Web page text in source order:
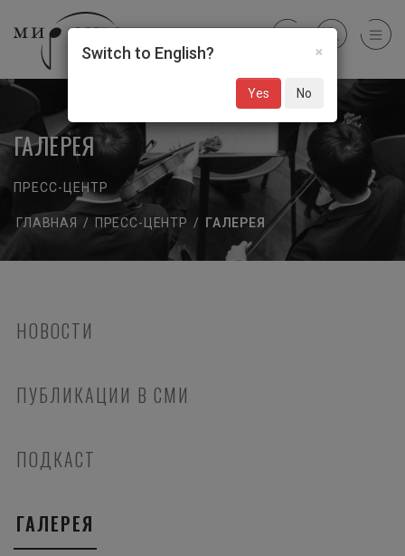
ГАЛЕРЕЯ
ПРЕСС-ЦЕНТР
ГЛАВНАЯ / ПРЕСС-ЦЕНТР / ГАЛЕРЕЯ
НОВОСТИ
ПУБЛИКАЦИИ В СМИ
ПОДКАСТ
ГАЛЕРЕЯ
×
Switch to English?
Yes No